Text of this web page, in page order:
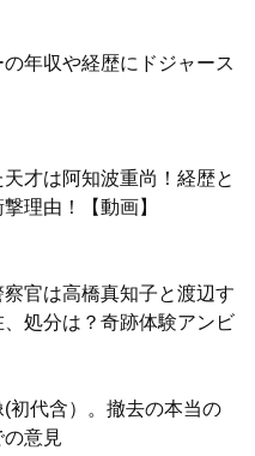
年収や経歴にドジャース
才は阿知波重尚！経歴と
理由！【動画】
官は高橋真知子と渡辺す
処分は？奇跡体験アンビ
初代含）。撤去の本当の
意見